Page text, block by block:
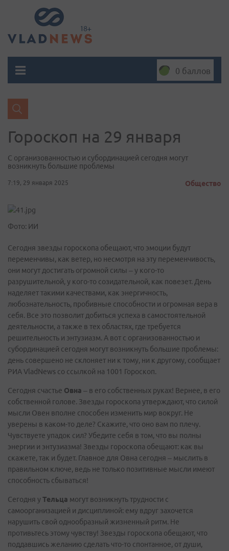
0 баллов
Гороскоп на 29 января
С организованностью и субординацией сегодня могут
возникнуть большие проблемы
7:19, 29 января 2025 Общество
Фото: ИИ
Сегодня звезды гороскопа обещают, что эмоции будут
переменчивы, как ветер, но несмотря на эту переменчивость,
они могут достигать огромной силы – у кого-то
разрушительной, у кого-то созидательной, как повезет. День
наделяет такими качествами, как энергичность,
любознательность, пробивные способности и огромная вера в
себя. Все это позволит добиться успеха в самостоятельной
деятельности, а также в тех областях, где требуется
решительность и энтузиазм. А вот с организованностью и
субординацией сегодня могут возникнуть большие проблемы:
день совершено не склоняет ни к тому, ни к другому, сообщает
РИА VladNews со ссылкой на 1001 Гороскоп.
Сегодня счастье Овна – в его собственных руках! Вернее, в его
собственной голове. Звезды гороскопа утверждают, что силой
мысли Овен вполне способен изменить мир вокруг. Не
уверены в каком-то деле? Скажите, что оно вам по плечу.
Чувствуете упадок сил? Убедите себя в том, что вы полны
энергии и энтузиазма! Звезды гороскопа обещают: как вы
скажете, так и будет. Главное для Овна сегодня – мыслить в
правильном ключе, ведь не только позитивные мысли имеют
способность сбываться!
Сегодня уТельца могут возникнуть трудности с
самоорганизацией и дисциплиной: ему вдруг захочется
нарушить свой однообразный жизненный ритм. Не
противьтесь этому чувству! Звезды гороскопа обещают, что
поддавшись желанию сделать что-то спонтанное, от души,